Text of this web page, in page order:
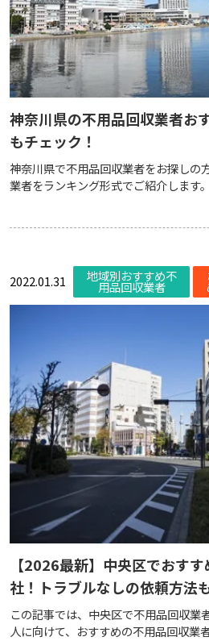
神奈川県の不用品回収業者お
もチェック！
神奈川県で不用品回収業者をお探しの
業者をランキング形式でご紹介します
2022.01.31 地域別おすすめ不
用品回収業者
【2026最新】中央区でおす
社！トラブルなしの依頼方法
この記事では、中央区で不用品回収業
人に向けて、おすすめの不用品回収業